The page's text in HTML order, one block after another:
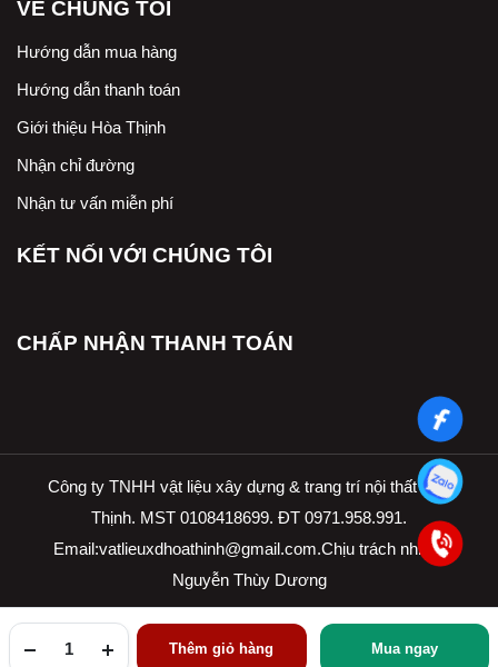
Thêm giỏ hàng Mua ngay
VỀ CHÚNG TÔI
Hướng dẫn mua hàng
Hướng dẫn thanh toán
Giới thiệu Hòa Thịnh
Nhận chỉ đường
Nhận tư vấn miễn phí
KẾT NỐI VỚI CHÚNG TÔI
CHẤP NHẬN THANH TOÁN
Công ty TNHH vật liệu xây dựng & trang trí nội thất Hòa
Thịnh. MST 0108418699. ĐT 0971.958.991.
Email:vatlieuxdhoathinh@gmail.com.Chịu trách nhiệm
Nguyễn Thùy Dương